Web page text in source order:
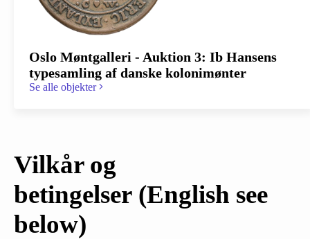
Oslo Møntgalleri - Auktion 3: Ib Hansens
typesamling af danske kolonimønter
Se alle objekter
Vilkår og
betingelser (English see
below)